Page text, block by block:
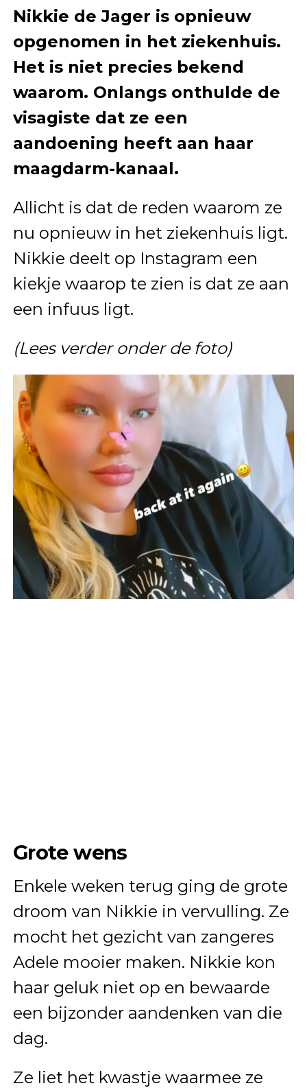
Nikkie de Jager is opnieuw
opgenomen in het ziekenhuis.
Het is niet precies bekend
waarom. Onlangs onthulde de
visagiste dat ze een
aandoening heeft aan haar
maagdarm-kanaal.
Allicht is dat de reden waarom ze
nu opnieuw in het ziekenhuis ligt.
Nikkie deelt op Instagram een
kiekje waarop te zien is dat ze aan
een infuus ligt.
(Lees verder onder de foto)
Grote wens
Enkele weken terug ging de grote
droom van Nikkie in vervulling. Ze
mocht het gezicht van zangeres
Adele mooier maken. Nikkie kon
haar geluk niet op en bewaarde
een bijzonder aandenken van die
dag.
Ze liet het kwastje waarmee ze